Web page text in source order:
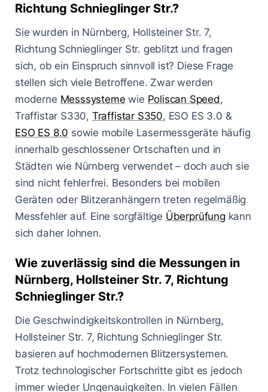
Richtung Schnieglinger Str.?
Sie wurden in Nürnberg, Hollsteiner Str. 7,
Richtung Schnieglinger Str. geblitzt und fragen
sich, ob ein Einspruch sinnvoll ist? Diese Frage
stellen sich viele Betroffene. Zwar werden
moderne Messsysteme wie Poliscan Speed,
Traffistar S330, Traffistar S350, ESO ES 3.0 &
ESO ES 8.0 sowie mobile Lasermessgeräte häufig
innerhalb geschlossener Ortschaften und in
Städten wie Nürnberg verwendet – doch auch sie
sind nicht fehlerfrei. Besonders bei mobilen
Geräten oder Blitzeranhängern treten regelmäßig
Messfehler auf. Eine sorgfältige Überprüfung kann
sich daher lohnen.
Wie zuverlässig sind die Messungen in
Nürnberg, Hollsteiner Str. 7, Richtung
Schnieglinger Str.?
Die Geschwindigkeitskontrollen in Nürnberg,
Hollsteiner Str. 7, Richtung Schnieglinger Str.
basieren auf hochmodernen Blitzersystemen.
Trotz technologischer Fortschritte gibt es jedoch
immer wieder Ungenauigkeiten. In vielen Fällen